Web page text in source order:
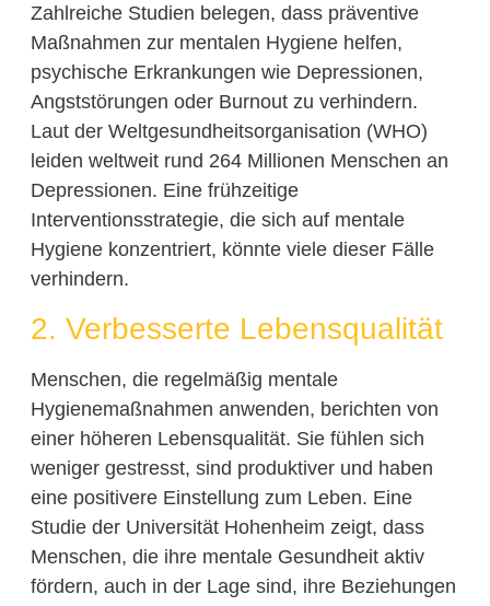
Zahlreiche Studien belegen, dass präventive
Maßnahmen zur mentalen Hygiene helfen,
psychische Erkrankungen wie Depressionen,
Angststörungen oder Burnout zu verhindern.
Laut der Weltgesundheitsorganisation (WHO)
leiden weltweit rund 264 Millionen Menschen an
Depressionen. Eine frühzeitige
Interventionsstrategie, die sich auf mentale
Hygiene konzentriert, könnte viele dieser Fälle
verhindern.
2. Verbesserte Lebensqualität
Menschen, die regelmäßig mentale
Hygienemaßnahmen anwenden, berichten von
einer höheren Lebensqualität. Sie fühlen sich
weniger gestresst, sind produktiver und haben
eine positivere Einstellung zum Leben. Eine
Studie der Universität Hohenheim zeigt, dass
Menschen, die ihre mentale Gesundheit aktiv
fördern, auch in der Lage sind, ihre Beziehungen